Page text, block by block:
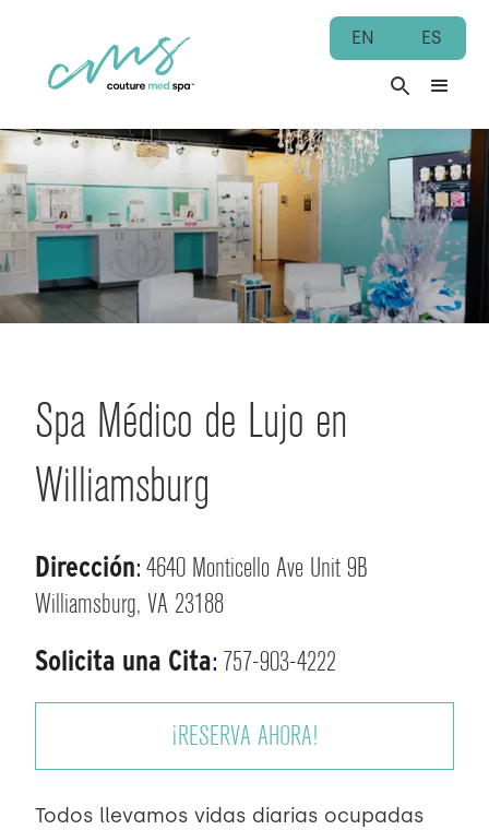
EN ES
Spa Médico de Lujo en
Williamsburg
Dirección:4640 Monticello Ave Unit 9B
Williamsburg, VA 23188
Solicita una Cita: 757-903-4222
¡RESERVA AHORA!
Todos llevamos vidas diarias ocupadas